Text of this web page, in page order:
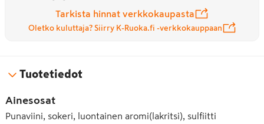
Tarkista hinnat verkkokaupasta
Oletko kuluttaja? Siirry K-Ruoka.fi -verkkokauppaan
Tuotetiedot
Ainesosat
Punaviini, sokeri, luontainen aromi(lakritsi), sulfiitti